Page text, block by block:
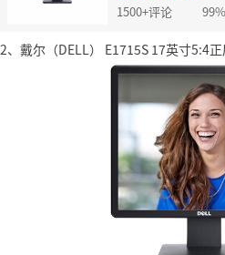
1500+评论
2、戴尔（DELL） E1715S 17英寸5:4